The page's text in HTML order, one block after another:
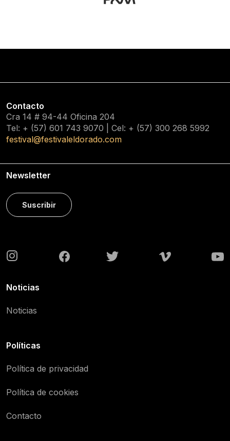
Contacto
Cra 14 # 94-44 Oficina 204
Tel: + (57) 601 743 9070 | Cel: + (57) 300 268 5992
festival@festivaleldorado.com
Newsletter
Suscribir
Noticias
Noticias
Políticas
Política de privacidad
Política de cookies
Contacto